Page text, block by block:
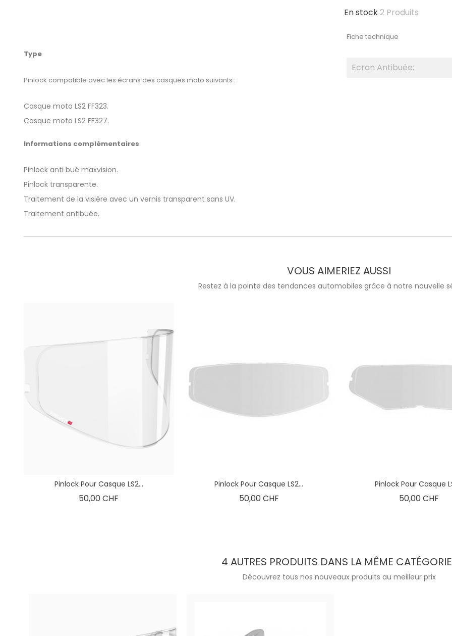
Type
Pinlock compatible avec les écrans des casques moto suivants :
Casque moto LS2 FF323.
Casque moto LS2 FF327.
Informations complémentaires
Pinlock anti bué maxvision.
Pinlock transparente.
Traitement de la visière avec un vernis transparent sans UV.
Traitement antibuée.
En stock2 Produits
Fiche technique
Ecran Antibuée:
VOUS AIMERIEZ AUSSI
Restez à la pointe des tendances automobiles grâce à notre nouvelle
Pinlock Pour Casque LS2...
50,00 CHF
Pinlock Pour Casque LS2...
50,00 CHFPrix
Pinlock Pour Casque
50,00 CHF
4 AUTRES PRODUITS DANS LA MÊME
Découvrez tous nos nouveaux produits au meilleur prix